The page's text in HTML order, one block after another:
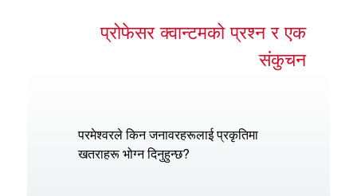
प्रोफेसर क्वान्टमको प्रश्न र एक
संकुचन
परमेश्वरले किन जनावरहरूलाई प्रकृतिमा
खतराहरू भोग्न दिनुहुन्छ?